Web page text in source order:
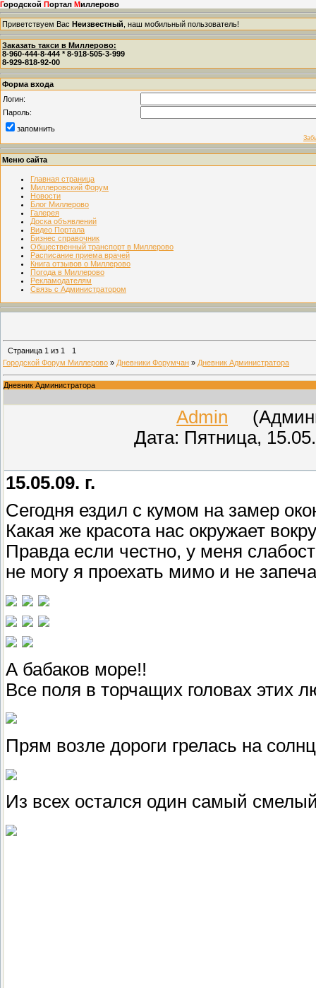
Городской Портал Миллерово
Приветствуем Вас Неизвестный , наш мобильный пользователь!
Заказать такси в Миллерово:
8-960-444-8-444 * 8-918-505-3-999
8-929-818-92-00
Форма входа
Логин:
Пароль:
запомнить
Меню сайта
Главная страница
Миллеровский Форум
Новости
Блог Миллерово
Галерея
Доска объявлений
Видео Портала
Бизнес справочник
Общественный транспорт в Миллерово
Расписание приема врачей
Книга отзывов о Миллерово
Погода в Миллерово
Рекламодателям
Связь с Администратором
Страница 1 из 1
1
Городской Форум Миллерово » Дневники Форумчан » Дневник Администратора
Дневник Администратора
Admin
Дата: Пятница,
15.05.09. г.
Сегодня ездил с кумом на замер
Какая же красота нас окружает
Правда если честно, у меня
не могу я проехать мимо и не
А бабаков море!!
Все поля в торчащих головах этих
Прям возле дороги грелась на
Из всех остался один самый